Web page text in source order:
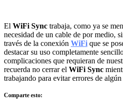
El WiFi Sync trabaja, como ya se
necesidad de un cable de por medio,
través de la conexión WiFi que se
destacar su uso completamente
complicaciones que requieran de
recuerda no cerrar el WiFi Sync
trabajando para evitar errores de
Comparte esto: